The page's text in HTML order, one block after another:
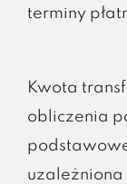
terminy
Kwota
obliczenia